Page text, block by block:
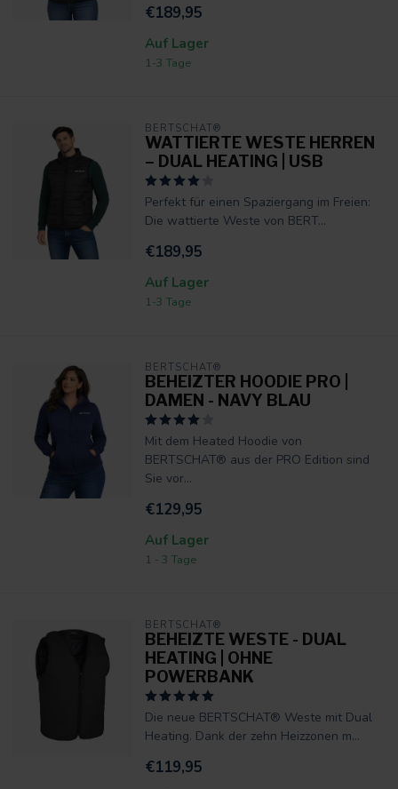
€189,95
Auf Lager
1-3 Tage
BERTSCHAT®
WATTIERTE WESTE HERREN
– DUAL HEATING | USB
Perfekt für einen Spaziergang im Freien:
Die wattierte Weste von BERT...
€189,95
Auf Lager
1-3 Tage
BERTSCHAT®
BEHEIZTER HOODIE PRO |
DAMEN - NAVY BLAU
Mit dem Heated Hoodie von
BERTSCHAT® aus der PRO Edition sind
Sie vor...
€129,95
Auf Lager
1 - 3 Tage
BERTSCHAT®
BEHEIZTE WESTE - DUAL
HEATING | OHNE
POWERBANK
Die neue BERTSCHAT® Weste mit Dual
Heating. Dank der zehn Heizzonen m...
€119,95